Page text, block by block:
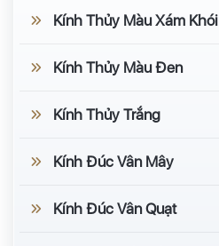
Kính Thủy Màu Xám Khói
Kính Thủy Màu Đen
Kính Thủy Trắng
Kính Đúc Vân Mây
Kính Đúc Vân Quạt